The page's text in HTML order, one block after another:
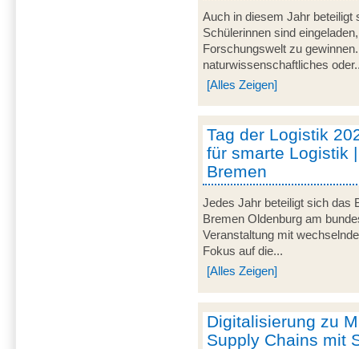
Auch in diesem Jahr beteiligt
Schülerinnen sind
Forschungswelt zu
naturwissenschaftliches
[Alles Zeigen]
Tag der Logistik
für smarte Logistik
Bremen
Jedes Jahr beteiligt sich das
Bremen Oldenburg am
Veranstaltung mit
Fokus auf die...
[Alles Zeigen]
Digitalisierung zu
Supply Chains mit